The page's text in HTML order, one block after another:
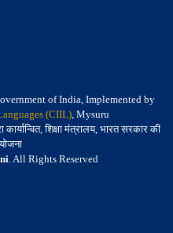
of India, Implemented by
(CIIL), Mysuru
शिक्षा मंत्रालय, भारत सरकार की
. All Rights Reserved